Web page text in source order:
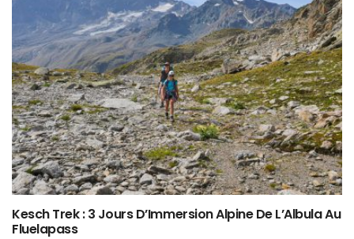
Kesch Trek : 3 Jours D’Immersion Alpine De L’Albula Au
Fluelapass